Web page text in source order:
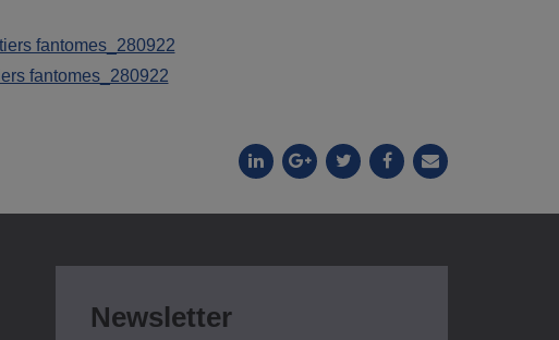
fantomes_280922
fantomes_280922
Newsletter